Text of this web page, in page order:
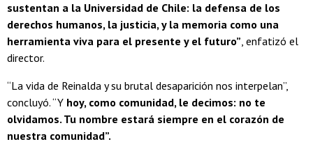
sustentan a la Universidad de Chile: la defensa de los
derechos humanos, la justicia, y la memoria como una
herramienta viva para el presente y el futuro”, enfatizó el
director.
“La vida de Reinalda y su brutal desaparición nos interpelan”,
concluyó. “Y hoy, como comunidad, le decimos: no te
olvidamos. Tu nombre estará siempre en el corazón de
nuestra comunidad”.